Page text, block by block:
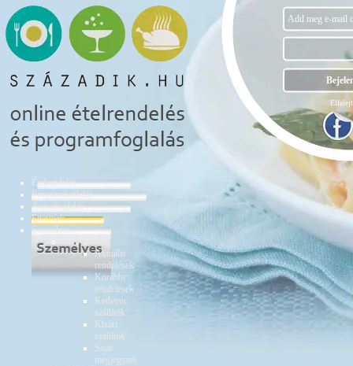
Ételrendelés
Programfoglalás
Asztalfoglalás
Éttermek
Személyes
Ételrendelés
Aktuális
rendelések
Korábbi
rendelések
Kedvenc
szállítók
Kizárt
szállítók
Saját
megjegyzés